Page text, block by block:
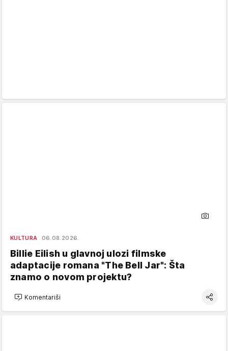
KULTURA 06.08.2026.
Billie Eilish u glavnoj ulozi filmske
adaptacije romana "The Bell Jar": Šta
znamo o novom projektu?
Komentariši